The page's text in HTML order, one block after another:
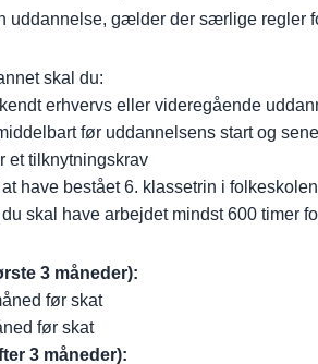
uddannelse, gælder der særlige regler
skal du:
erhvervs eller videregående
før uddannelsens start og
et tilknytningskrav
have bestået 6. klassetrin i
du skal have arbejdet mindst 600 timer
3 måneder):
før skat
før skat
3 måneder):